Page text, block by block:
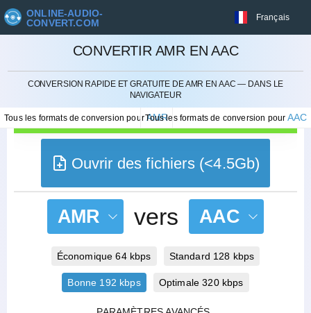
ONLINE-AUDIO-
CONVERT.COM
Français
CONVERTIR AMR EN AAC
CONVERSION RAPIDE ET GRATUITE DE AMR EN AAC — DANS LE
NAVIGATEUR
Tous les formats de conversion pourAMR
Tous les formats de conversion pourAAC
Ouvrir des fichiers (<4.5Gb)
AMR vers AAC
Économique 64 kbps Standard 128 kbps
Bonne 192 kbps Optimale 320 kbps